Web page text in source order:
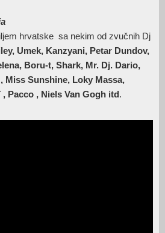
hrvatske sa nekim od zvučnih Dj
Umek, Kanzyani, Petar Dundov,
Boru-t, Shark, Mr. Dj. Dario,
Miss Sunshine, Loky Massa,
Pacco , Niels Van Gogh itd.